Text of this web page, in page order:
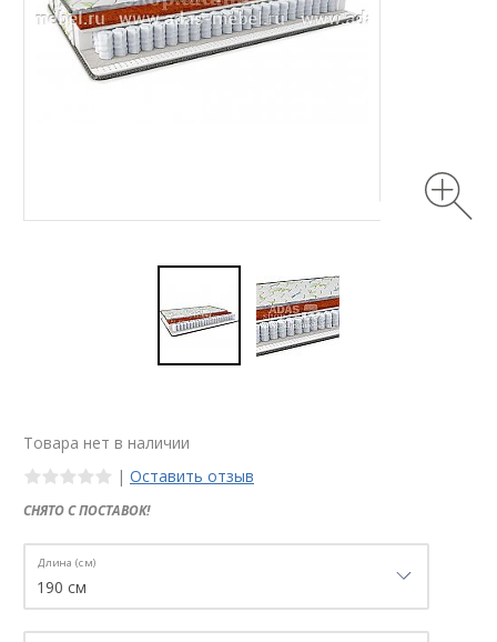
Товара нет в наличии
| Оставить отзыв
СНЯТО С ПОСТАВОК!
Длина (см)